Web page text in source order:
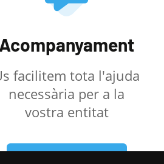
Acompanyament
facilitem tota l'ajuda
necessària per a la
vostra entitat
Fer una petició